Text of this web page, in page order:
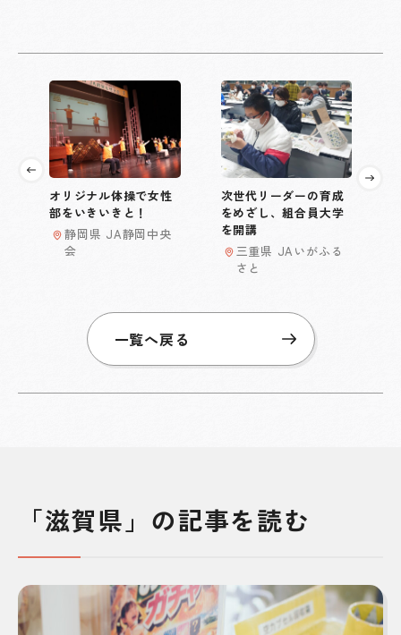
オリジナル体操で女性
部をいきいきと！
静岡県 JA静岡中央
会
次世代リーダーの育成
をめざし、組合員大学
を開講
三重県 JAいがふる
さと
一覧へ戻る
「滋賀県」の記事を読む